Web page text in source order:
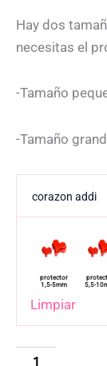
Hay dos
necesitas el
-Tamaño
-Tamaño
corazon addi
Limpiar